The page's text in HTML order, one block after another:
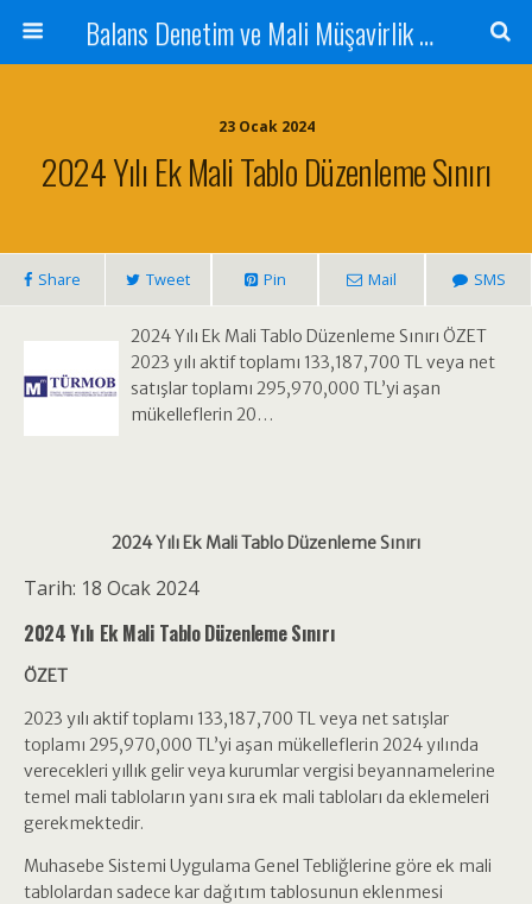
Balans Denetim ve Mali Müşavirlik Hizmetleri
23 Ocak 2024
2024 Yılı Ek Mali Tablo Düzenleme Sınırı
Share Tweet Pin Mail SMS
2024 Yılı Ek Mali Tablo Düzenleme Sınırı ÖZET
2023 yılı aktif toplamı 133,187,700 TL veya net
satışlar toplamı 295,970,000 TL’yi aşan
mükelleflerin 20…
2024 Yılı Ek Mali Tablo Düzenleme Sınırı
Tarih: 18 Ocak 2024
2024 Yılı Ek Mali Tablo Düzenleme Sınırı
ÖZET
2023 yılı aktif toplamı 133,187,700 TL veya net satışlar
toplamı 295,970,000 TL’yi aşan mükelleflerin 2024 yılında
verecekleri yıllık gelir veya kurumlar vergisi beyannamelerine
temel mali tabloların yanı sıra ek mali tabloları da eklemeleri
gerekmektedir.
Muhasebe Sistemi Uygulama Genel Tebliğlerine göre ek mali
tablolardan sadece kar dağıtım tablosunun eklenmesi